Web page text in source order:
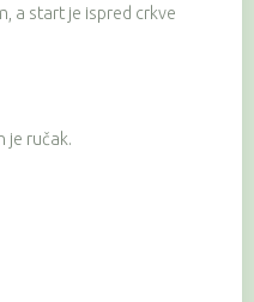
a start je ispred crkve
je ručak.